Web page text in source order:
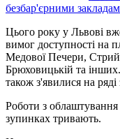
безбар'єрними
Цього року у Львові
вимог доступності на
Медової Печери,
Брюховицькій та
також з'явилися на
Роботи з
зупинках тривають.